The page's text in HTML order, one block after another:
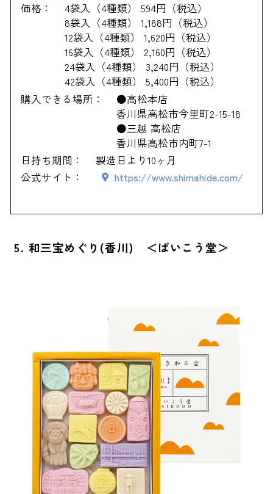
価格：
4袋入（4種類） 594円（税込）
8袋入（4種類） 1,188円（税込）
12袋入（4種類） 1,620円（税込）
16袋入（4種類） 2,160円（税込）
24袋入（4種類） 3,240円（税込）
42袋入（4種類） 5,400円（税込）
購入できる場所：
●高松本店
香川県高松市今里町2-15-18
●三越 高松店
香川県高松市内町7-1
日持ち期間：
製造日より10ヶ月
公式サイト：
https://www.shimahide.com/
5. 和三宝めぐり(香川) ＜ばいこう堂＞